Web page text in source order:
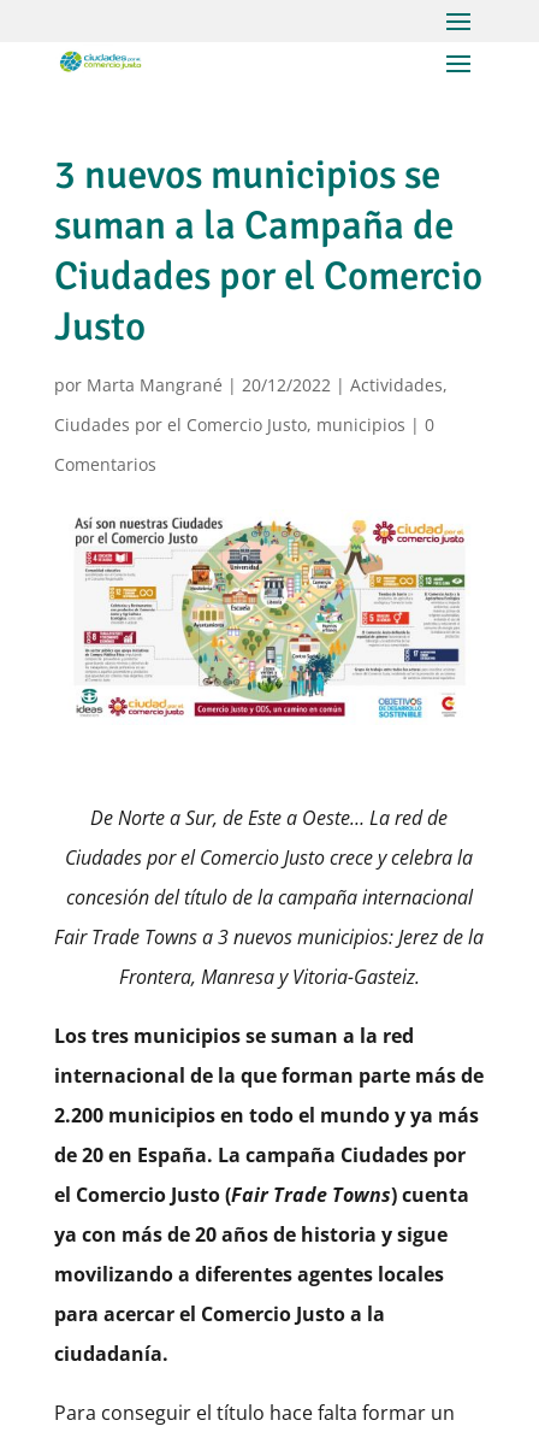
3 nuevos municipios se
suman a la Campaña de
Ciudades por el Comercio
Justo
por Marta Mangrané | 20/12/2022 | Actividades,
Ciudades por el Comercio Justo, municipios | 0
Comentarios
De Norte a Sur, de Este a Oeste… La red de
Ciudades por el Comercio Justo crece y celebra la
concesión del título de la campaña internacional
Fair Trade Towns a 3 nuevos municipios: Jerez de la
Frontera, Manresa y Vitoria-Gasteiz.
Los tres municipios se suman a la red
internacional de la que forman parte más de
2.200 municipios en todo el mundo y ya más
de 20 en España. La campaña Ciudades por
el Comercio Justo (Fair Trade Towns) cuenta
ya con más de 20 años de historia y sigue
movilizando a diferentes agentes locales
para acercar el Comercio Justo a la
ciudadanía.
Para conseguir el título hace falta formar un